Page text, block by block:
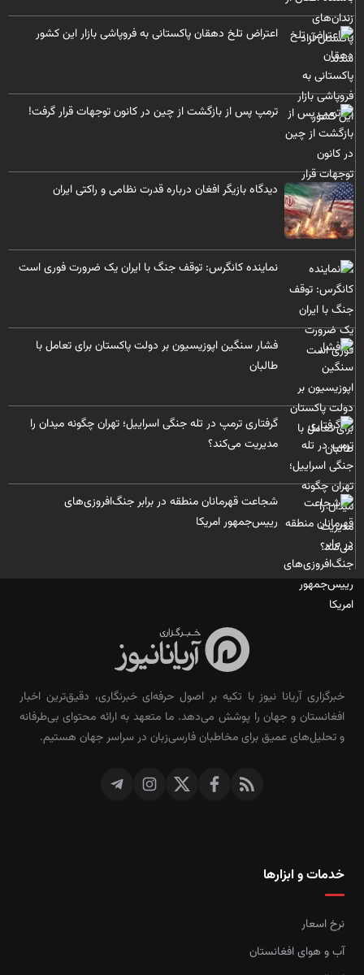
​اعتراض تلخ دهقان پاکستانی به فروپاشی بازار این کشور
ترمپ پس از بازگشت از چین در کانون توجهات قرار گرفت!
ديدگاه بازیگر افغان درباره قدرت نظامی و راکتی ایران
نماینده کانگرس: توقف جنگ با ایران یک ضرورت فوری است
فشار سنگین اپوزیسیون بر دولت پاکستان برای تعامل با
طالبان
گرفتاری ترمپ در تله جنگی اسراییل؛ تهران چگونه میدان را
مدیریت می‌کند؟
شجاعت قهرمانان منطقه در برابر جنگ‌افروزی‌های
رییس‌جمهور امریکا
خبرگزاری آریانا نیوز با تکیه بر اصول حرفه‌ای خبرنگاری، دقیق‌ترین اخبار
افغانستان و جهان را پوشش می‌دهد. ما متعهد به ارائه محتوای بی‌طرفانه
و تحلیل‌های عمیق برای مخاطبان فارسی‌زبان در سراسر جهان هستیم.
خدمات و ابزارها
نرخ اسعار
آب و هوای افغانستان